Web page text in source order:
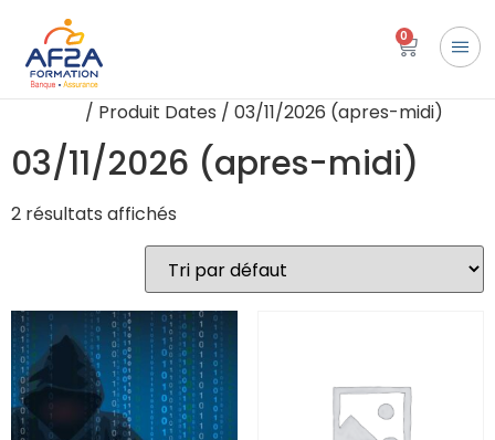
0
/ Produit Dates / 03/11/2026 (apres-midi)
03/11/2026 (apres-midi)
2 résultats affichés